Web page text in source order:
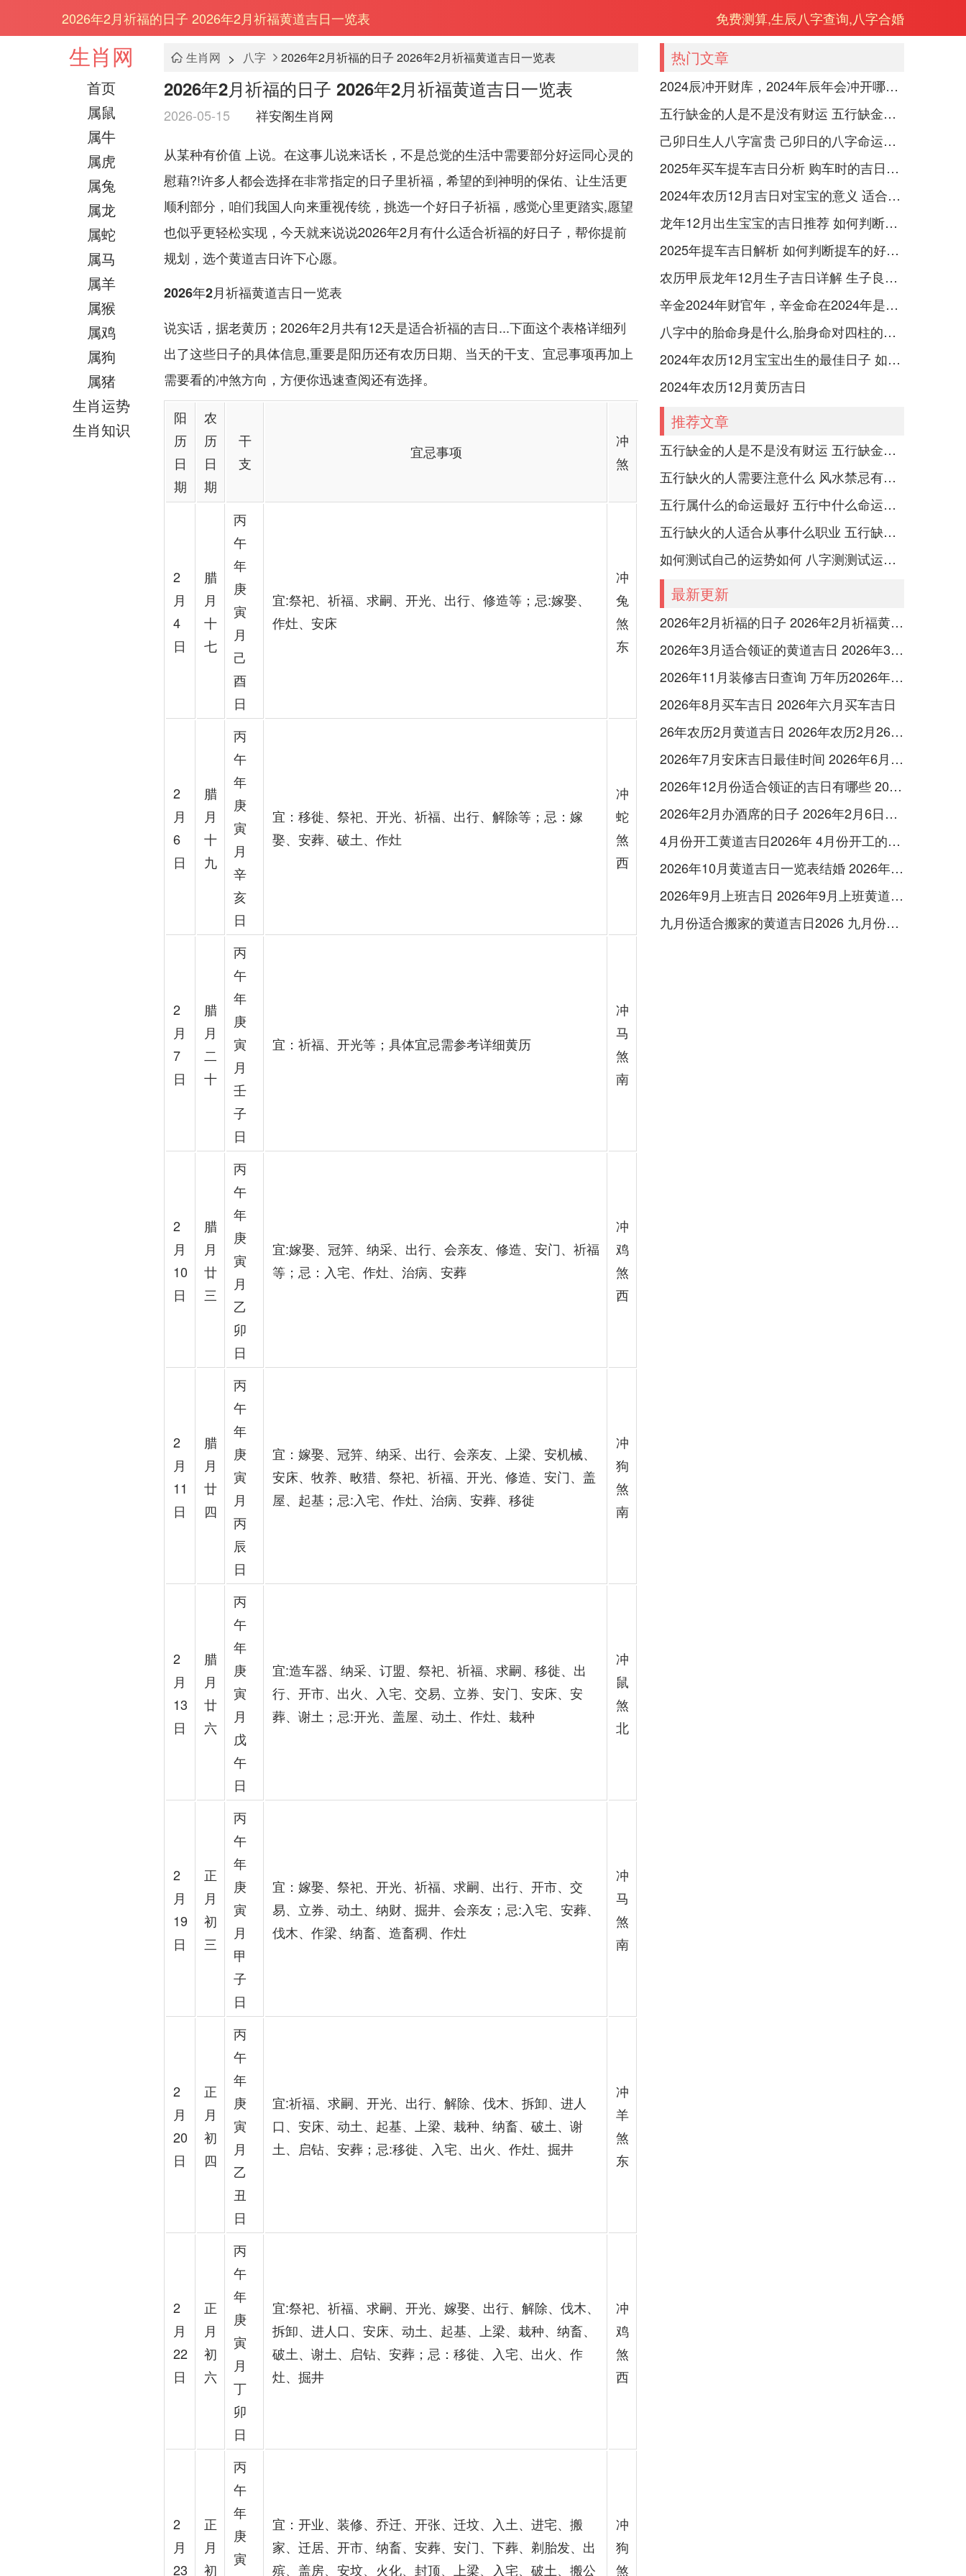
2026年2月祈福的日子 2026年2月祈福黄道吉日一览表 免费测算,生辰八字查询,八字合婚
生肖网
首页
属鼠
属牛
属虎
属兔
属龙
属蛇
属马
属羊
属猴
属鸡
属狗
属猪
生肖运势
生肖知识
生肖网 > 八字 2026年2月祈福的日子 2026年2月祈福黄道吉日一览表
2026年2月祈福的日子 2026年2月祈福黄道吉日一览表
2026-05-15 祥安阁生肖网
从某种有价值 上说。在这事儿说来话长，不是总觉的生活中需要部分好运同心灵的
慰藉?!许多人都会选择在非常指定的日子里祈福，希望的到神明的保佑、让生活更
顺利部分，咱们我国人向来重视传统，挑选一个好日子祈福，感觉心里更踏实,愿望
也似乎更轻松实现，今天就来说说2026年2月有什么适合祈福的好日子，帮你提前
规划，选个黄道吉日许下心愿。
2026年2月祈福黄道吉日一览表
说实话，据老黄历；2026年2月共有12天是适合祈福的吉日...下面这个表格详细列
出了这些日子的具体信息,重要是阳历还有农历日期、当天的干支、宜忌事项再加上
需要看的冲煞方向，方便你迅速查阅还有选择。
阳
历
日
期
农
历
日
期
干
支
宜忌事项
冲
煞
2
月
4
日
腊
月
十
七
丙
午
年
庚
寅
月
己
酉
日
宜:祭祀、祈福、求嗣、开光、出行、修造等；忌:嫁娶、
作灶、安床
冲
兔
煞
东
2
月
6
日
腊
月
十
九
丙
午
年
庚
寅
月
辛
亥
日
宜：移徙、祭祀、开光、祈福、出行、解除等；忌：嫁
娶、安葬、破土、作灶
冲
蛇
煞
西
2
月
7
日
腊
月
二
十
丙
午
年
庚
寅
月
壬
子
日
宜：祈福、开光等；具体宜忌需参考详细黄历
冲
马
煞
南
2
月
10
日
腊
月
廿
三
丙
午
年
庚
寅
月
乙
卯
日
宜:嫁娶、冠笄、纳采、出行、会亲友、修造、安门、祈福
等；忌：入宅、作灶、治病、安葬
冲
鸡
煞
西
2
月
11
日
腊
月
廿
四
丙
午
年
庚
寅
月
丙
辰
日
宜：嫁娶、冠笄、纳采、出行、会亲友、上梁、安机械、
安床、牧养、畋猎、祭祀、祈福、开光、修造、安门、盖
屋、起基；忌:入宅、作灶、治病、安葬、移徙
冲
狗
煞
南
2
月
13
日
腊
月
廿
六
丙
午
年
庚
寅
月
戊
午
日
宜:造车器、纳采、订盟、祭祀、祈福、求嗣、移徙、出
行、开市、出火、入宅、交易、立券、安门、安床、安
葬、谢土；忌:开光、盖屋、动土、作灶、栽种
冲
鼠
煞
北
2
月
19
日
正
月
初
三
丙
午
年
庚
寅
月
甲
子
日
宜：嫁娶、祭祀、开光、祈福、求嗣、出行、开市、交
易、立券、动土、纳财、掘井、会亲友；忌:入宅、安葬、
伐木、作梁、纳畜、造畜稠、作灶
冲
马
煞
南
2
月
20
日
正
月
初
四
丙
午
年
庚
寅
月
乙
丑
日
宜:祈福、求嗣、开光、出行、解除、伐木、拆卸、进人
口、安床、动土、起基、上梁、栽种、纳畜、破土、谢
土、启钻、安葬；忌:移徙、入宅、出火、作灶、掘井
冲
羊
煞
东
2
月
22
日
正
月
初
六
丙
午
年
庚
寅
月
丁
卯
日
宜:祭祀、祈福、求嗣、开光、嫁娶、出行、解除、伐木、
拆卸、进人口、安床、动土、起基、上梁、栽种、纳畜、
破土、谢土、启钻、安葬；忌：移徙、入宅、出火、作
灶、掘井
冲
鸡
煞
西
2
月
23
正
月
初
丙
午
年
庚
寅
宜：开业、装修、乔迁、开张、迁坟、入土、进宅、搬
家、迁居、开市、纳畜、安葬、安门、下葬、剃胎发、出
殡、盖房、安坟、火化、封顶、上梁、入宅、破土、搬公
冲
狗
煞
热门文章
2024辰冲开财库，2024年辰年会冲开哪些人的财库
五行缺金的人是不是没有财运 五行缺金的人命运好不好
己卯日生人八字富贵 己卯日的八字命运如何
2025年买车提车吉日分析 购车时的吉日与禁忌
2024年农历12月吉日对宝宝的意义 适合龙年宝宝出生的日子有哪些
龙年12月出生宝宝的吉日推荐 如何判断吉日是否适合宝宝
2025年提车吉日解析 如何判断提车的好日子
农历甲辰龙年12月生子吉日详解 生子良辰的影响因素
辛金2024年财官年，辛金命在2024年是财官年还是财印年
八字中的胎命身是什么,胎身命对四柱的影响
2024年农历12月宝宝出生的最佳日子 如何挑选适合的吉日
2024年农历12月黄历吉日
推荐文章
五行缺金的人是不是没有财运 五行缺金的人命运好不好
五行缺火的人需要注意什么 风水禁忌有哪些
五行属什么的命运最好 五行中什么命运势旺盛
五行缺火的人适合从事什么职业 五行缺火的人适合从事的职业有哪些
如何测试自己的运势如何 八字测测试运运程
最新更新
2026年2月祈福的日子 2026年2月祈福黄道吉日一览表
2026年3月适合领证的黄道吉日 2026年3月领证吉日
2026年11月装修吉日查询 万年历2026年11月装修吉日
2026年8月买车吉日 2026年六月买车吉日
26年农历2月黄道吉日 2026年农历2月26日是黄道吉日吗
2026年7月安床吉日最佳时间 2026年6月安床吉日吉时查询
2026年12月份适合领证的吉日有哪些 2016年12月领证吉日
2026年2月办酒席的日子 2026年2月6日适合办酒席吗
4月份开工黄道吉日2026年 4月份开工的黄道吉日查询
2026年10月黄道吉日一览表结婚 2026年日历表全年
2026年9月上班吉日 2026年9月上班黄道吉日一览表
九月份适合搬家的黄道吉日2026 九月份适合搬家的黄道吉日是哪几天